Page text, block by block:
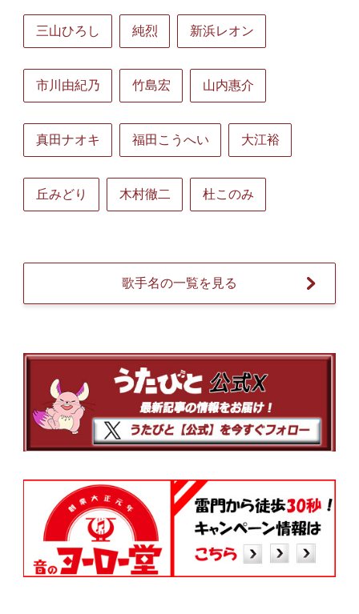
三山ひろし 純烈 新浜レオン
市川由紀乃 竹島宏 山内惠介
真田ナオキ 福田こうへい 大江裕
丘みどり 木村徹二 杜このみ
歌手名の一覧を見る